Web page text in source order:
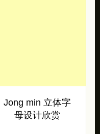
Jong min 立体字
母设计欣赏